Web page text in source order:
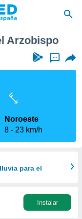
Arzobispo
...
Noroeste
8
23 km/h
para el
Instalar